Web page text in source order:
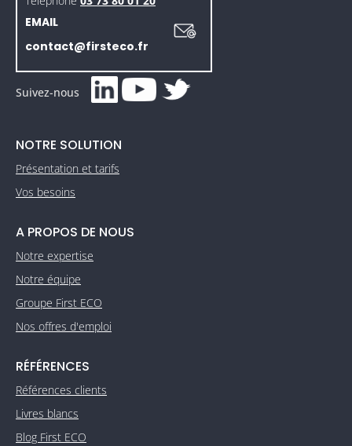
EMAIL
contact@firsteco.fr
Suivez-nous
NOTRE SOLUTION
Présentation et tarifs
Vos besoins
A PROPOS DE NOUS
Notre expertise
Notre équipe
Groupe First ECO
Nos offres d'emploi
RÉFÉRENCES
Références clients
Livres blancs
Blog First ECO